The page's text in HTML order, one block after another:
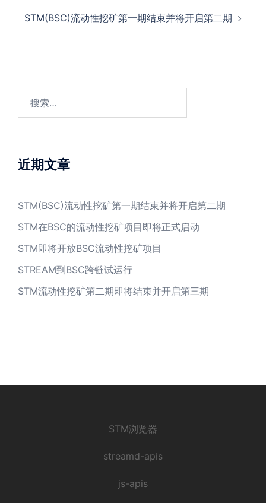
STM(BSC)流动性挖矿第一期结束并将开启第二期
索：
近期文章
STM(BSC)流动性挖矿第一期结束并将开启第二期
STM在BSC的流动性挖矿项目即将正式启动
STM即将开放BSC流动性挖矿项目
STREAM到BSC跨链试运行
STM流动性挖矿第二期即将结束并开启第三期
STM浏览器
streamd-apis
js-apis